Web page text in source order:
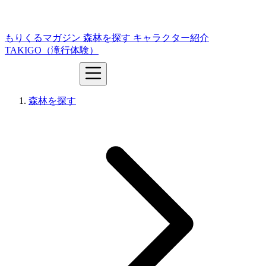
もりくるマガジン 森林を探す キャラクター紹介
TAKIGO（滝行体験）
森林を探す